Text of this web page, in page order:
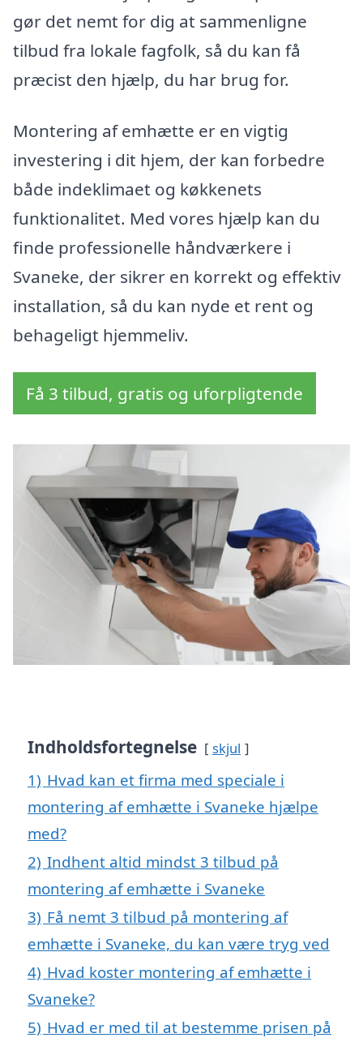
gør det nemt for dig at sammenligne
tilbud fra lokale fagfolk, så du kan få
præcist den hjælp, du har brug for.
Montering af emhætte er en vigtig
investering i dit hjem, der kan forbedre
både indeklimaet og køkkenets
funktionalitet. Med vores hjælp kan du
finde professionelle håndværkere i
Svaneke, der sikrer en korrekt og effektiv
installation, så du kan nyde et rent og
behageligt hjemmeliv.
Få 3 tilbud, gratis og uforpligtende
Indholdsfortegnelse skjul
1) Hvad kan et firma med speciale i
montering af emhætte i Svaneke hjælpe
med?
2) Indhent altid mindst 3 tilbud på
montering af emhætte i Svaneke
3) Få nemt 3 tilbud på montering af
emhætte i Svaneke, du kan være tryg ved
4) Hvad koster montering af emhætte i
Svaneke?
5) Hvad er med til at bestemme prisen på